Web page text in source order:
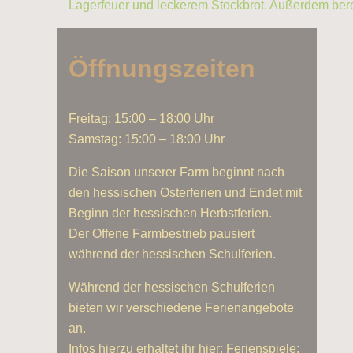
Lagerfeuer und leckerem Stockbrot. Außerdem
Öffnungszeiten
Freitag: 15:00 – 18:00 Uhr
Samstag: 15:00 – 18:00 Uhr
Die Saison unserer Farm beginnt nach
den hessischen Osterferien und Endet mit
Beginn der hessischen Herbstferien.
Der Offene Farmbestrieb pausiert
während der hessischen Schulferien.
Während der hessischen Schulferien
bieten wir verschiedene Ferienangebote
an.
Infos hierzu erhaltet ihr hier: Ferienspiele: